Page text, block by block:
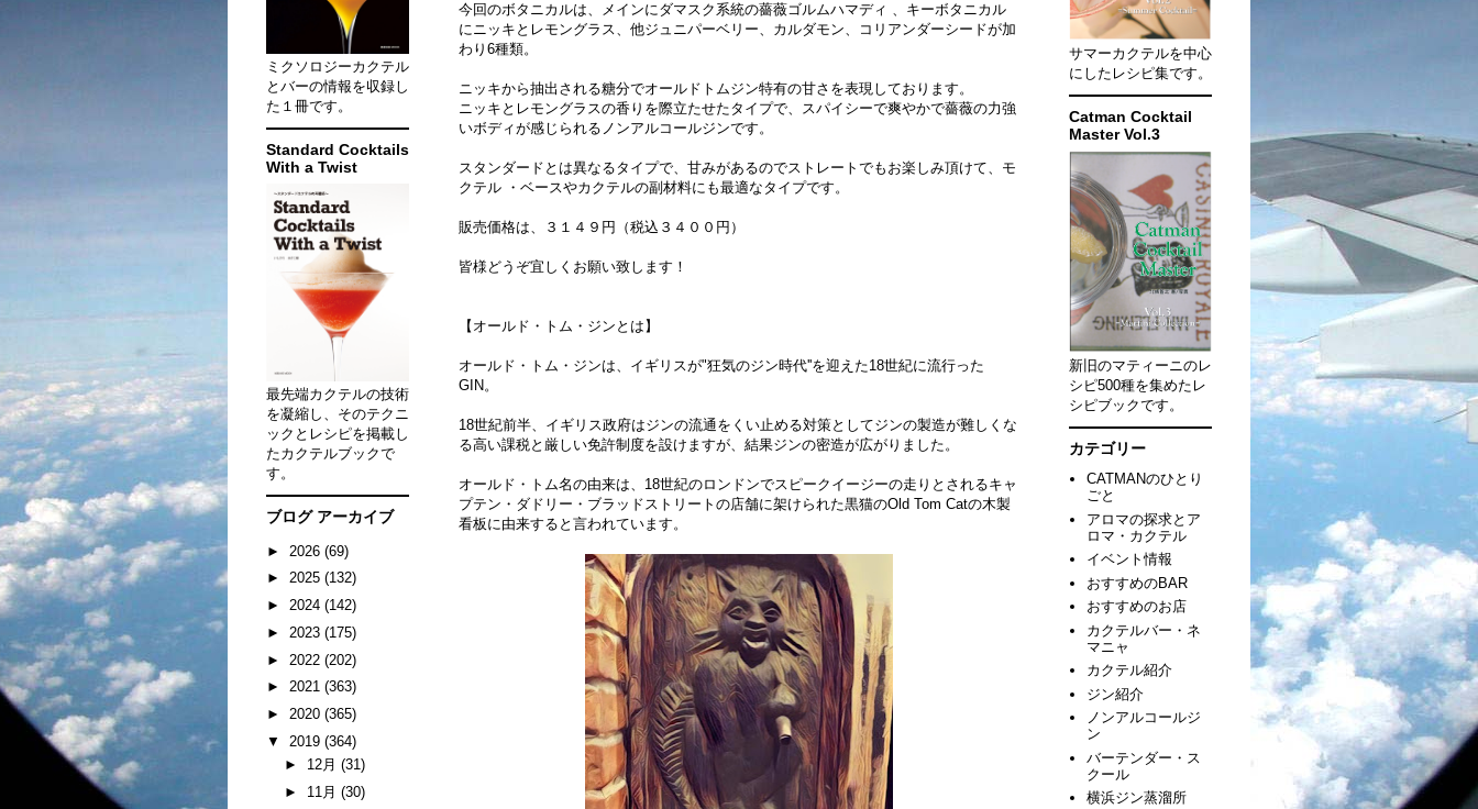
今回のボタニカルは、メインにダマスク系統の薔薇ゴルムハマディ 、キーボタニカル
にニッキとレモングラス、他ジュニパーベリー、カルダモン、コリアンダーシードが加
わり6種類。
ニッキから抽出される糖分でオールドトムジン特有の甘さを表現しております。
ニッキとレモングラスの香りを際立たせたタイプで、スパイシーで爽やかで薔薇の力強
いボディが感じられるノンアルコールジンです。
スタンダードとは異なるタイプで、甘みがあるのでストレートでもお楽しみ頂けて、モ
クテル ・ベースやカクテルの副材料にも最適なタイプです。
販売価格は、３１４９円（税込３４００円）
皆様どうぞ宜しくお願い致します！
【オールド・トム・ジンとは】
オールド・トム・ジンは、イギリスが"狂気のジン時代''を迎えた18世紀に流行った
GIN。
18世紀前半、イギリス政府はジンの流通をくい止める対策としてジンの製造が難しくな
る高い課税と厳しい免許制度を設けますが、結果ジンの密造が広がりました。
オールド・トム名の由来は、18世紀のロンドンでスピークイージーの走りとされるキャ
プテン・ダドリー・ブラッドストリートの店舗に架けられた黒猫のOld Tom Catの木製
看板に由来すると言われています。
ミクソロジーカクテル
とバーの情報を収録し
た１冊です。
Standard Cocktails
With a Twist
最先端カクテルの技術
を凝縮し、そのテクニ
ックとレシピを掲載し
たカクテルブックで
す。
ブログ アーカイブ
► 2026 (69)
► 2025 (132)
► 2024 (142)
► 2023 (175)
► 2022 (202)
► 2021 (363)
► 2020 (365)
▼ 2019 (364)
► 12月 (31)
► 11月 (30)
サマーカクテルを中心
にしたレシピ集です。
Catman Cocktail
Master Vol.3
新旧のマティーニのレ
シピ500種を集めたレ
シピブックです。
カテゴリー
CATMANのひとり
ごと
アロマの探求とア
ロマ・カクテル
イベント情報
おすすめのBAR
おすすめのお店
カクテルバー・ネ
マニャ
カクテル紹介
ジン紹介
ノンアルコールジ
ン
バーテンダー・ス
クール
横浜ジン蒸溜所